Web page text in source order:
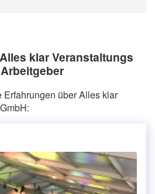
klar Veranstaltungs
Erfahrungen über Alles klar